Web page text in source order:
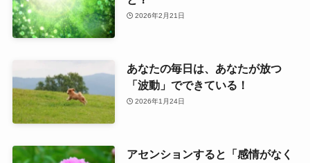
2026年2月21日
あなたの毎日は、あなたが放つ
「波動」でできている！
2026年1月24日
アセンションすると「感情がなく